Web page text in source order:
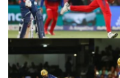
Weather
Politics